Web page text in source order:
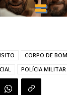
CORPO DE
POLÍCIA MILITAR